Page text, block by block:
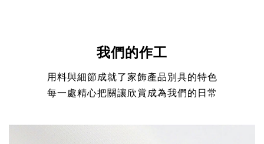
我們的作工
用料與細節成就了家飾產品別具的特色
每一處精心把關讓欣賞成為我們的日常